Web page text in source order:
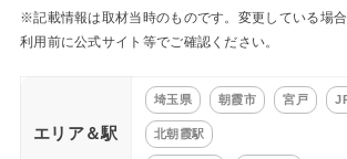
※記載情報は取材当時のものです。変更している場
利用前に公式サイト等でご確認ください。
エリア＆駅
埼玉県 朝霞市 宮戸
北朝霞駅